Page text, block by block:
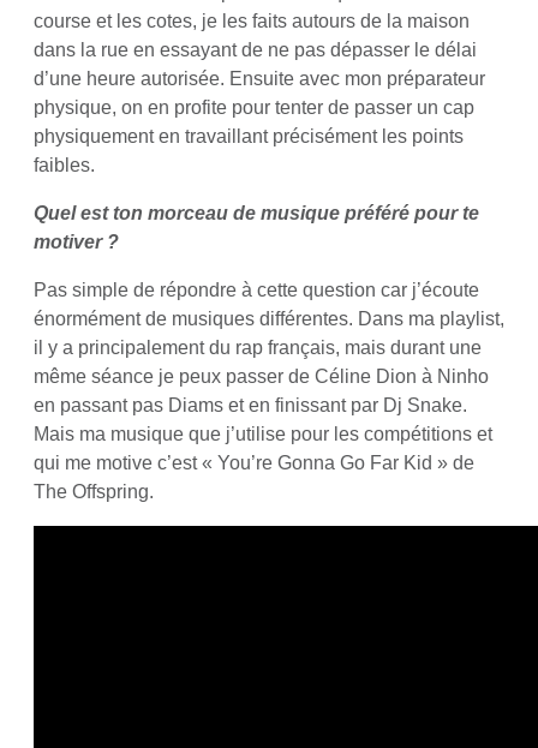
course et les cotes, je les faits autours de la maison
dans la rue en essayant de ne pas dépasser le délai
d’une heure autorisée. Ensuite avec mon préparateur
physique, on en profite pour tenter de passer un cap
physiquement en travaillant précisément les points
faibles.
Quel est ton morceau de musique préféré pour te
motiver ?
Pas simple de répondre à cette question car j’écoute
énormément de musiques différentes. Dans ma playlist,
il y a principalement du rap français, mais durant une
même séance je peux passer de Céline Dion à Ninho
en passant pas Diams et en finissant par Dj Snake.
Mais ma musique que j’utilise pour les compétitions et
qui me motive c’est « You’re Gonna Go Far Kid » de
The Offspring.